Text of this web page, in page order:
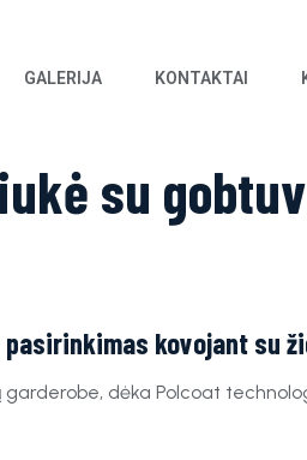
GALERIJA KONTAKTAI
su
pasirinkimas kovojant su
garderobe, dėka Polcoat